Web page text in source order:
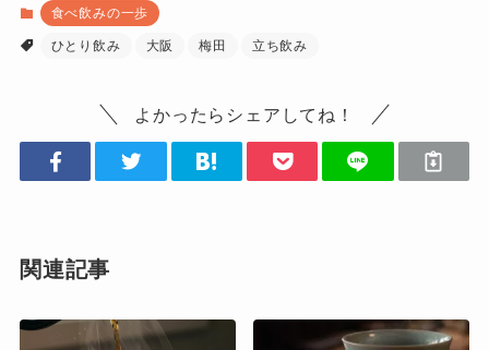
食べ飲みの一歩
ひとり飲み 大阪 梅田 立ち飲み
よかったらシェアしてね！
関連記事